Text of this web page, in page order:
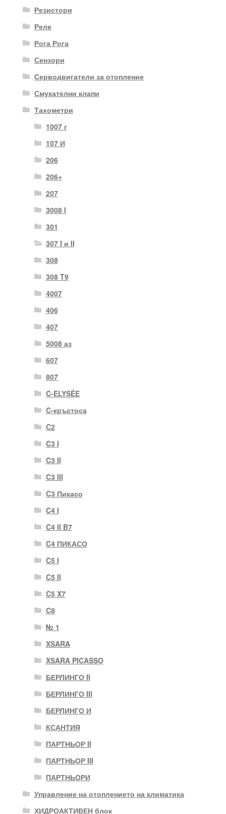
Резистори
Реле
Рога Рога
Сензори
Серводвигатели за отопление
Смукателни клапи
Тахометри
1007 г
107 И
206
206+
207
3008 I
301
307 I и II
308
308 T9
4007
406
407
5008 аз
607
807
C-ELYSÉE
C-кръстоса
C2
C3 I
C3 II
C3 III
C3 Пикасо
C4 I
C4 II B7
C4 ПИКАСО
C5 I
C5 II
C5 X7
C8
№ 1
XSARA
XSARA PICASSO
БЕРЛИНГО II
БЕРЛИНГО III
БЕРЛИНГО И
КСАНТИЯ
ПАРТНЬОР II
ПАРТНЬОР III
ПАРТНЬОРИ
Управление на отоплението на климатика
ХИДРОАКТИВЕН блок